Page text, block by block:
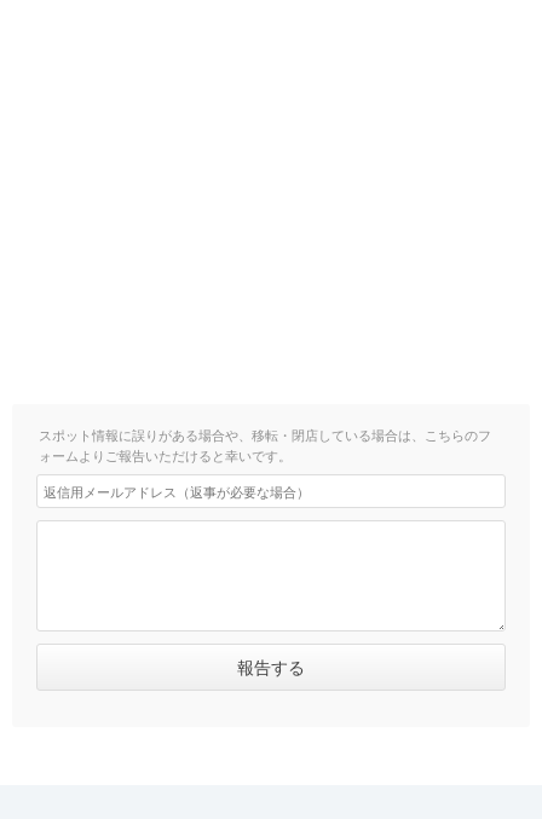
スポット情報に誤りがある場合や、移転・閉店している場合は、こちらのフ
ォームよりご報告いただけると幸いです。